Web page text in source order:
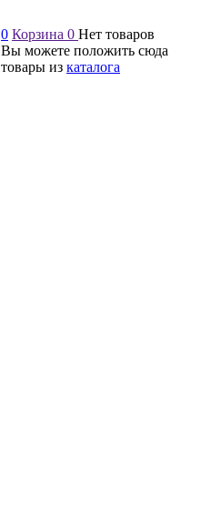
0 Корзина 0 Нет товаров
Вы можете положить сюда
товары из каталога